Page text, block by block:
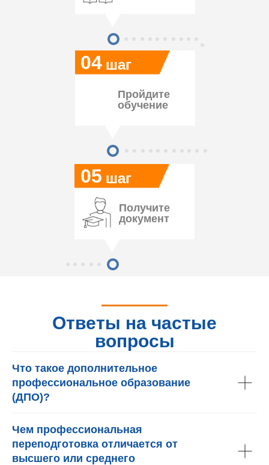
05
04 шаг
шаг
Пройдите
обучение
Получите
документ
Ответы на частые
вопросы
Что такое дополнительное
профессиональное образование
(ДПО)?
Чем профессиональная
переподготовка отличается от
высшего или среднего